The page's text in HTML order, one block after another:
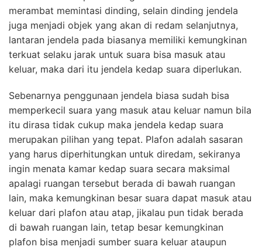
merambat memintasi dinding, selain dinding jendela
juga menjadi objek yang akan di redam selanjutnya,
lantaran jendela pada biasanya memiliki kemungkinan
terkuat selaku jarak untuk suara bisa masuk atau
keluar, maka dari itu jendela kedap suara diperlukan.
Sebenarnya penggunaan jendela biasa sudah bisa
memperkecil suara yang masuk atau keluar namun bila
itu dirasa tidak cukup maka jendela kedap suara
merupakan pilihan yang tepat. Plafon adalah sasaran
yang harus diperhitungkan untuk diredam, sekiranya
ingin menata kamar kedap suara secara maksimal
apalagi ruangan tersebut berada di bawah ruangan
lain, maka kemungkinan besar suara dapat masuk atau
keluar dari plafon atau atap, jikalau pun tidak berada
di bawah ruangan lain, tetap besar kemungkinan
plafon bisa menjadi sumber suara keluar ataupun